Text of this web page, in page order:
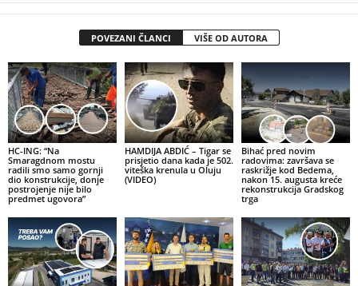
POVEZANI ČLANCI VIŠE OD AUTORA
HC-ING: “Na
Smaragdnom mostu
radili smo samo gornji
dio konstrukcije, donje
postrojenje nije bilo
predmet ugovora”
HAMDIJA ABDIĆ – Tigar se
prisjetio dana kada je 502.
viteška krenula u Oluju
(VIDEO)
Bihać pred novim
radovima: završava se
raskrižje kod Bedema,
nakon 15. augusta kreće
rekonstrukcija Gradskog
trga